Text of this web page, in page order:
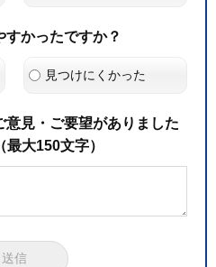
すかったですか？
見つけにくかった
意見・ご要望がありました
大150文字）